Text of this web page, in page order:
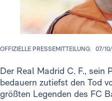
OFFIZIELLE PRESSEMITTEILUNG. 07/
Der Real Madrid C. F., sein
bedauern zutiefst den Tod
größten Legenden des FC